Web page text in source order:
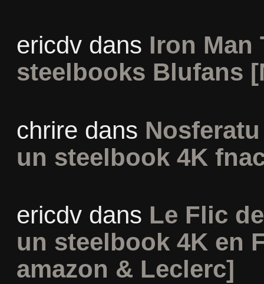
ericdvdans Iron Man
steelbooks Blufans
chrire dans
un steelbook 4K
ericdvdans Le Flic
un steelbook 4K en
amazon & Leclerc]